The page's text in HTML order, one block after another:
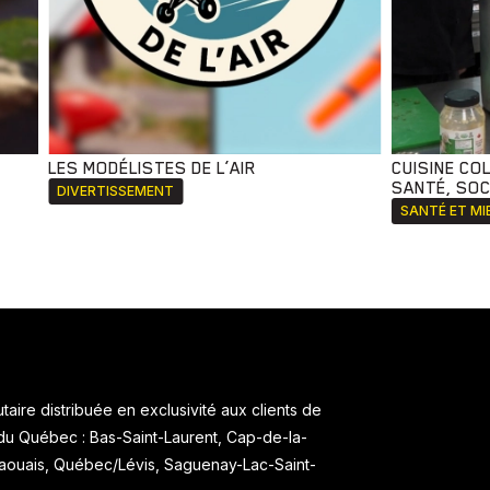
LES MODÉLISTES DE L’AIR
DIVERTISSEMENT
CUISINE
SANTÉ,
SANTÉ ET
distribuée en exclusivité aux clients de
Québec : Bas-Saint-Laurent, Cap-de-la-
Québec/Lévis, Saguenay-Lac-Saint-